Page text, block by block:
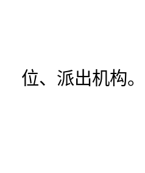
位、派出机构。